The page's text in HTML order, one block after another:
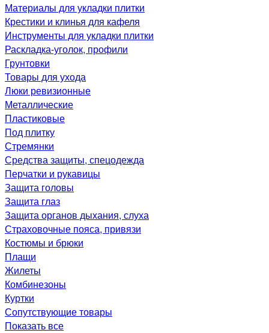
Материалы для укладки плитки
Крестики и клинья для кафеля
Инструменты для укладки плитки
Раскладка-уголок, профили
Грунтовки
Товары для ухода
Люки ревизионные
Металлические
Пластиковые
Под плитку
Стремянки
Средства защиты, спецодежда
Перчатки и рукавицы
Защита головы
Защита глаз
Защита органов дыхания, слуха
Страховочные пояса, привязи
Костюмы и брюки
Плащи
Жилеты
Комбинезоны
Куртки
Сопутствующие товары
Показать все